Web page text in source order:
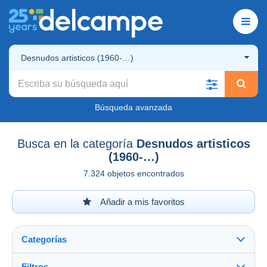
Desnudos artisticos (1960-…)
Búsqueda avanzada
Busca en la categoría Desnudos artisticos
(1960-…)
7.324 objetos encontrados
Añadir a mis favoritos
Categorías